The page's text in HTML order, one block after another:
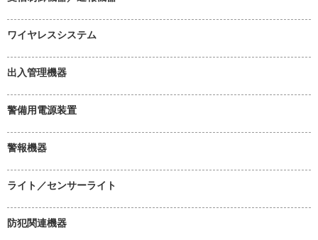
ワイヤレスシステム
出入管理機器
警備用電源装置
警報機器
ライト／センサーライト
防犯関連機器